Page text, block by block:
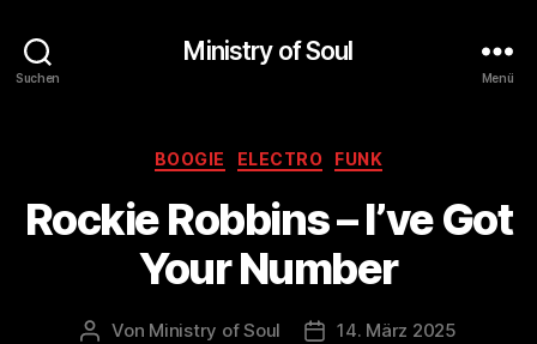
Suchen
Ministry of Soul
Menü
Kategorien
BOOGIE ELECTRO FUNK
Rockie Robbins – I’ve Got
Your Number
Beitragsautor
Von Ministry of Soul Veröffentlichungsdatum
14. März 2025